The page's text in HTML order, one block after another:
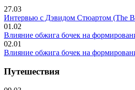
27.03
Интервью с Дэвидом Стюартом (The
01.02
Влияние обжига бочек на
02.01
Влияние обжига бочек на
Путешествия